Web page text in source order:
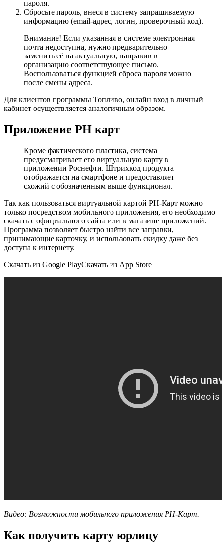
пароля.
Сбросьте пароль, внеся в систему запрашиваемую
информацию (email-адрес, логин, проверочный код).
Внимание! Если указанная в системе электронная
почта недоступна, нужно предварительно
заменить её на актуальную, направив в
организацию соответствующее письмо.
Воспользоваться функцией сброса пароля можно
после смены адреса.
Для клиентов программы Топливо, онлайн вход в личный
кабинет осуществляется аналогичным образом.
Приложение РН карт
Кроме фактического пластика, система
предусматривает его виртуальную карту в
приложении Роснефти. Штрихкод продукта
отображается на смартфоне и предоставляет
схожий с обозначенным выше функционал.
Так как пользоваться виртуальной картой РН-Карт можно
только посредством мобильного приложения, его необходимо
скачать с официального сайта или в магазине приложений.
Программа позволяет быстро найти все заправки,
принимающие карточку, и использовать скидку даже без
доступа к интернету.
Скачать из Google PlayСкачать из App Store
Видео: Возможности мобильного приложения РН-Карт.
Как получить карту юрлицу